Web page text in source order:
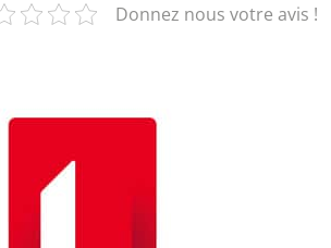
Donnez nous votre avis !